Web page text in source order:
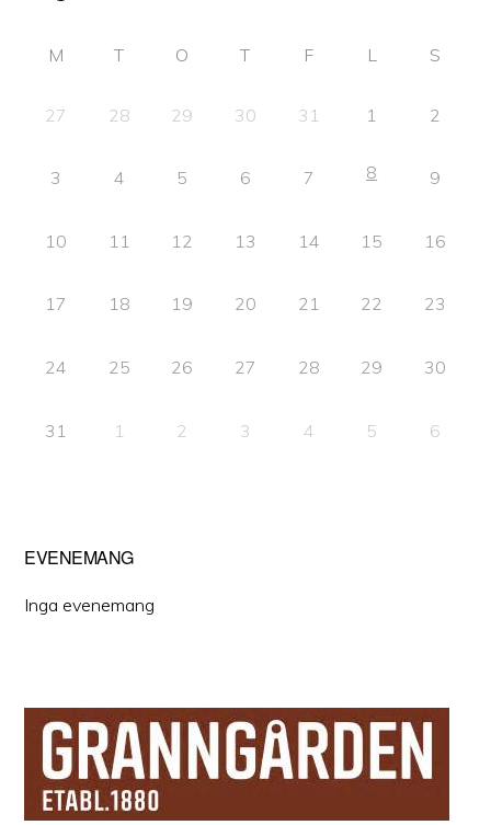
M T O T F L S
27 28 29 30 31 1 2
3 4 5 6 7 8 9
10 11 12 13 14 15 16
17 18 19 20 21 22 23
24 25 26 27 28 29 30
31 1 2 3 4 5 6
EVENEMANG
Inga evenemang